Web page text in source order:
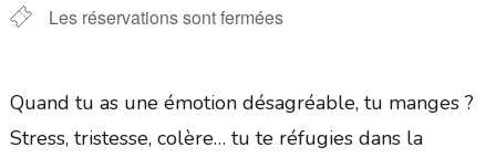
Les réservations sont fermées
Quand tu as une émotion désagréable, tu manges ?
Stress, tristesse, colère… tu te réfugies dans la